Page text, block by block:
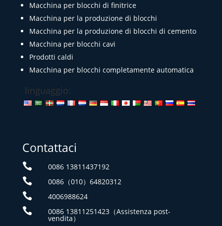
Macchina per blocchi di finitrice
Macchina per la produzione di blocchi
Macchina per la produzione di blocchi di cemento
Macchina per blocchi cavi
Prodotti caldi
Macchina per blocchi completamente automatica
linguaggio:
Contattaci
 0086 13811437192
 0086（010）64820312
 4006988624
 0086 13811251423（Assistenza post-
vendita）